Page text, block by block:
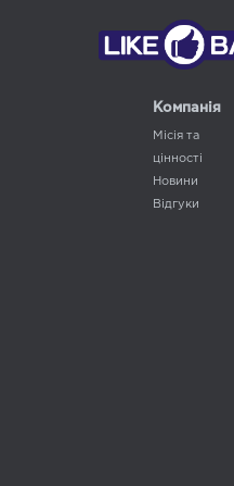
Компанія
Місія та
цінності
Новини
Відгуки